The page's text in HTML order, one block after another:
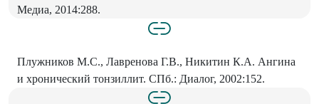
Медиа, 2014:288.
Плужников М.С., Лавренова Г.В., Никитин К.А. Ангина
и хронический тонзиллит. СПб.: Диалог, 2002:152.